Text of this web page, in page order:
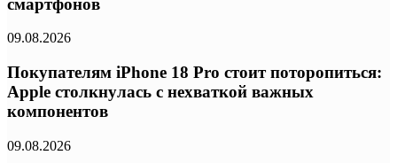
09.08.2026
Покупателям iPhone 18 Pro стоит поторопиться:
Apple столкнулась с нехваткой важных
компонентов
09.08.2026